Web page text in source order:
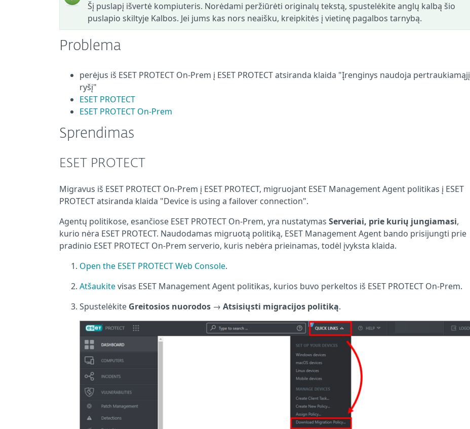
Šį puslapį išvertė kompiuteris. Norėdami peržiūrėti originalų tekstą, spustelėkite anglų kalbą šio
puslapio skiltyje Kalbos. Jei jums kas nors neaišku, kreipkitės į vietinę pagalbos tarnybą.
Problema
perėjus iš ESET PROTECT On-Prem į ESET PROTECT atsiranda klaida "Įrenginys naudoja pertraukiamąjį
ryšį"
ESET PROTECT
ESET PROTECT On-Prem
Sprendimas
ESET PROTECT
Migravus iš ESET PROTECT On-Prem į ESET PROTECT, migruojant ESET Management Agent politikas į ESET
PROTECT atsiranda klaida "Device is using a failover connection".
Agentų politikose, esančiose ESET PROTECT On-Prem, yra nustatymas Serveriai, prie kurių jungiamasi,
kurio nėra ESET PROTECT. Naudodamas migruotą politiką, ESET Management Agent bando prisijungti prie
pradinio ESET PROTECT On-Prem serverio, kuris nebėra prieinamas, todėl įvyksta klaida.
Open the ESET PROTECT Web Console.
Atšaukitevisas ESET Management Agent politikas, kurios buvo perkeltos iš ESET PROTECT On-Prem.
Spustelėkite Greitosios nuorodos → Atsisiųsti migracijos politiką.